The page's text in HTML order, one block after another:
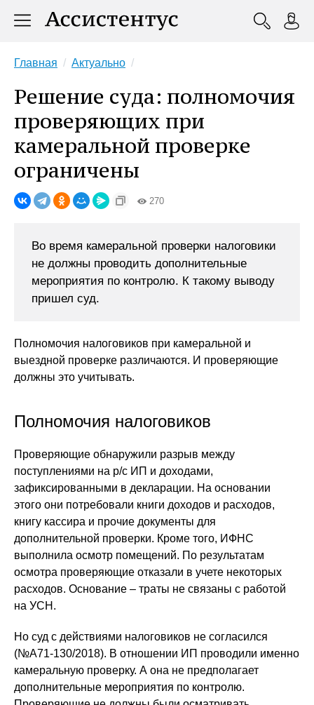
Главная Актуально
Решение суда: полномочия
проверяющих при
камеральной проверке
ограничены
270
Во время камеральной проверки налоговики
не должны проводить дополнительные
мероприятия по контролю. К такому выводу
пришел суд.
Полномочия налоговиков при камеральной и
выездной проверке различаются. И проверяющие
должны это учитывать.
Полномочия налоговиков
Проверяющие обнаружили разрыв между
поступлениями на р/с ИП и доходами,
зафиксированными в декларации. На основании
этого они потребовали книги доходов и расходов,
книгу кассира и прочие документы для
дополнительной проверки. Кроме того, ИФНС
выполнила осмотр помещений. По результатам
осмотра проверяющие отказали в учете некоторых
расходов. Основание – траты не связаны с работой
на УСН.
Но суд с действиями налоговиков не согласился
(№А71-130/2018). В отношении ИП проводили именно
камеральную проверку. А она не предполагает
дополнительные мероприятия по контролю.